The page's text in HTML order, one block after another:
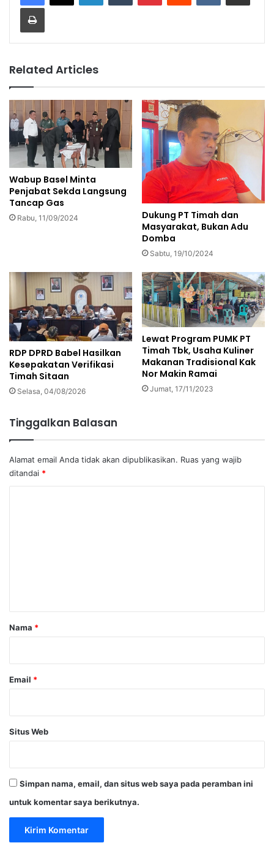
Print
Related Articles
Wabup Basel Minta
Penjabat Sekda Langsung
Tancap Gas
Rabu, 11/09/2024
Dukung PT Timah dan
Masyarakat, Bukan Adu
Domba
Sabtu, 19/10/2024
RDP DPRD Babel Hasilkan
Kesepakatan Verifikasi
Timah Sitaan
Selasa, 04/08/2026
Lewat Program PUMK PT
Timah Tbk, Usaha Kuliner
Makanan Tradisional Kak
Nor Makin Ramai
Jumat, 17/11/2023
Tinggalkan Balasan
Alamat email Anda tidak akan dipublikasikan. Ruas yang wajib
ditandai *
rNama *
Email *
Situs Web
Simpan nama, email, dan situs web saya pada peramban ini
untuk komentar saya berikutnya.